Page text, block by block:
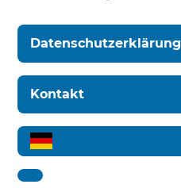
Datenschutzerklärung
Kontakt